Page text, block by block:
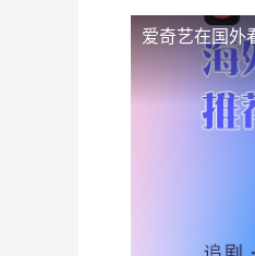
爱奇艺在国外